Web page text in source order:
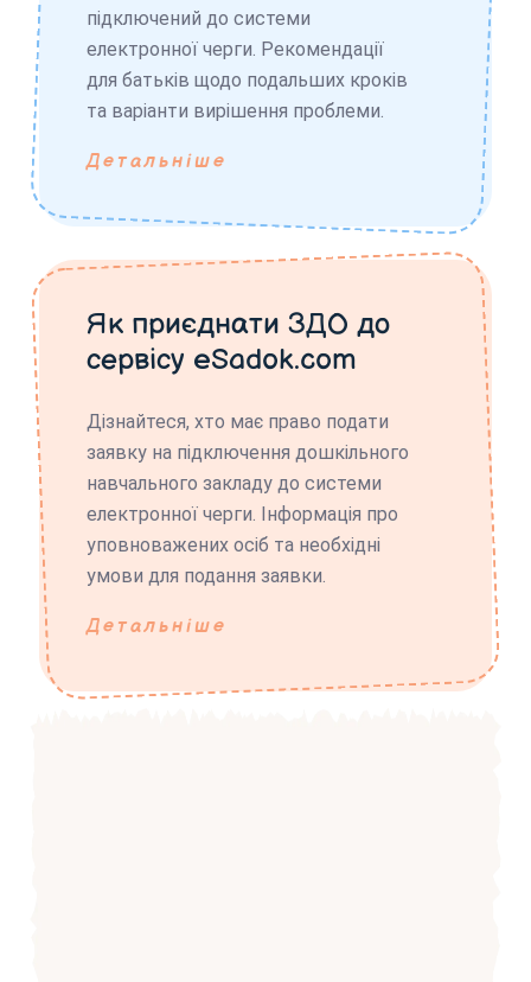
підключений до системи
електронної черги. Рекомендації
для батьків щодо подальших кроків
та варіанти вирішення проблеми.
Детальніше
Як приєднати ЗДО до
сервісу eSadok.com
Дізнайтеся, хто має право подати
заявку на підключення дошкільного
навчального закладу до системи
електронної черги. Інформація про
уповноважених осіб та необхідні
умови для подання заявки.
Детальніше